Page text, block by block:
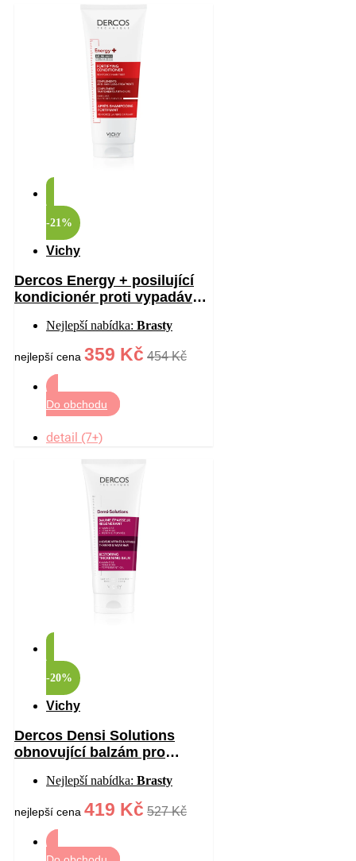
-21%
Vichy
Dercos Energy + posilující
kondicionér proti vypadávání
Nejlepší nabídka: Brasty
nejlepší cena 359 Kč 454 Kč
Do obchodu
detail (7+)
-20%
Vichy
Dercos Densi Solutions
obnovující balzám pro
Nejlepší nabídka: Brasty
nejlepší cena 419 Kč 527 Kč